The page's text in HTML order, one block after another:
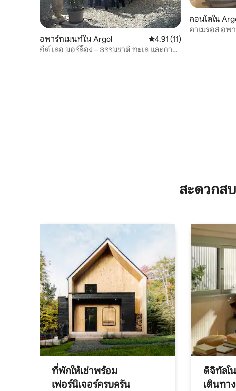
อพาร์ทเมนท์ใน Argol คะแนนเฉลี่ย 4.91 จาก 5, 11
4.91 (11)
กีต์ เลอ มอร์ล็อง – ธรรมชาติ ทะเล และการ
คอนโดใน
คาเมรอส อพ
สะดวกส
ที่พักให้เช่าพร้อม
เฟอร์นิเจอร์ครบครัน
ดิจิทัลโ
เดินทา